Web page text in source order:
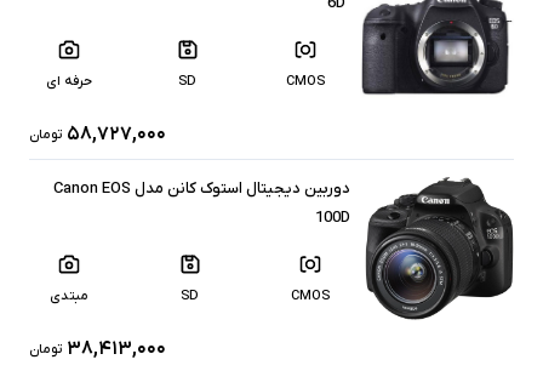
CMOS
SD حرفه ای
۵۸,۷۲۷,۰۰۰ تومان
دوربین دیجیتال استوک کانن مدل Canon EOS
100D
CMOS
SD مبتدی
۳۸,۴۱۳,۰۰۰ تومان